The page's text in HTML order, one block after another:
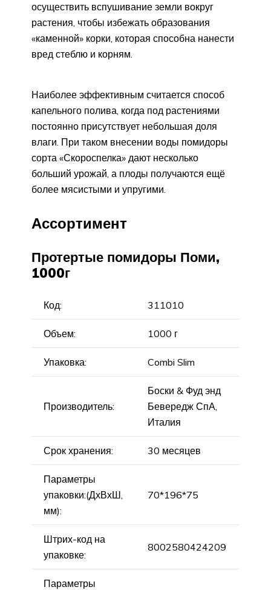
осуществить вспушивание земли вокруг
растения, чтобы избежать образования
«каменной» корки, которая способна нанести
вред стеблю и корням.
Наиболее эффективным считается способ
капельного полива, когда под растениями
постоянно присутствует небольшая доля
влаги. При таком внесении воды помидоры
сорта «Скороспелка» дают несколько
больший урожай, а плоды получаются ещё
более мясистыми и упругими.
Ассортимент
Протертые помидоры Поми,
1000г
Код: 311010
Объем: 1000 г
Упаковка: Combi Slim
Производитель:
Боски & Фуд энд
Бевередж СпА,
Италия
Срок хранения: 30 месяцев
Параметры
упаковки:(ДхВхШ,
мм):
70*196*75
Штрих-код на
упаковке:
8002580424209
Параметры